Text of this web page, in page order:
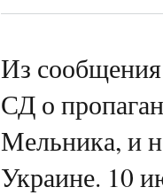
Из
СД о
Мельника, и
Украине. 10